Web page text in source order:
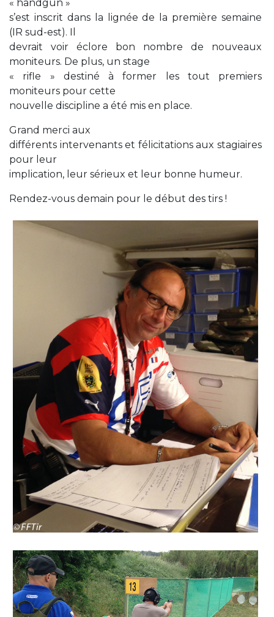
« handgun »
s’est inscrit dans la lignée de la première semaine
(IR sud-est). Il
devrait voir éclore bon nombre de nouveaux
moniteurs. De plus, un stage
« rifle » destiné à former les tout premiers
moniteurs pour cette
nouvelle discipline a été mis en place.
Grand merci aux
différents intervenants et félicitations aux stagiaires
pour leur
implication, leur sérieux et leur bonne humeur.
Rendez-vous demain pour le début des tirs !